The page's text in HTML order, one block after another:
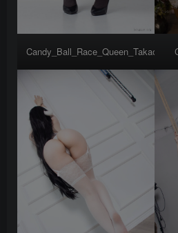
Candy_Ball_Race_Queen_Takao_034